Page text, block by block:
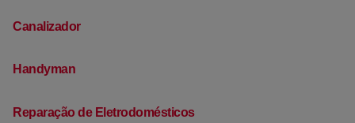
Canalizador
Handyman
Reparação de Eletrodomésticos